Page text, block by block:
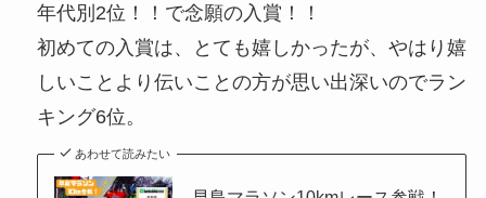
年代別2位！！で念願の入賞！！
初めての入賞は、とても嬉しかったが、やはり嬉
しいことより伝いことの方が思い出深いのでラン
キング6位。
あわせて読みたい